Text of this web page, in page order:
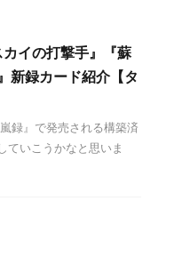
イの打撃手』『蘇
新録カード紹介【タ
録』で発売される構築済
ていこうかなと思いま